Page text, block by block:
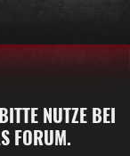
NUTZE BEI
FORUM.